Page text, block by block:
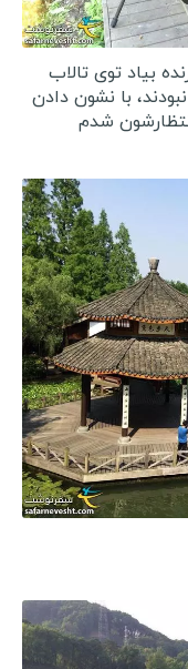
بیاد توی تالاب
با نشون دادن
شدم